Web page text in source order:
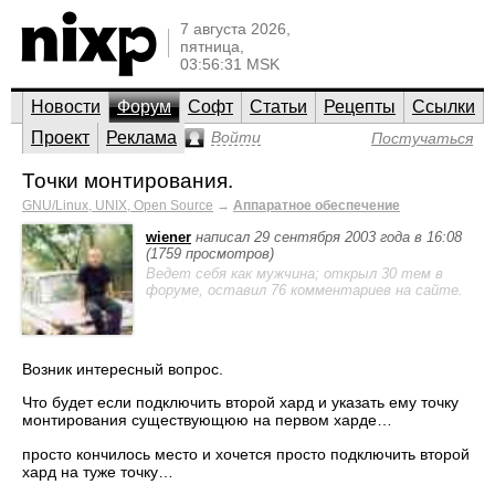
7 августа 2026,
пятница,
03:56:31 MSK
Новости Форум Софт Статьи Рецепты
Ссылки
Проект
Реклама Войти Постучаться
Точки монтирования.
GNU/Linux, UNIX, Open Source → Аппаратное обеспечение
wiener написал 29 сентября 2003 года в 16:08
(1759 просмотров)
Ведет себя как мужчина; открыл 30 тем в
форуме, оставил 76 комментариев на сайте.
Возник интересный вопрос.
Что будет если подключить второй хард и указать ему точку
монтирования существующюю на первом харде…
просто кончилось место и хочется просто подключить второй
хард на туже точку…